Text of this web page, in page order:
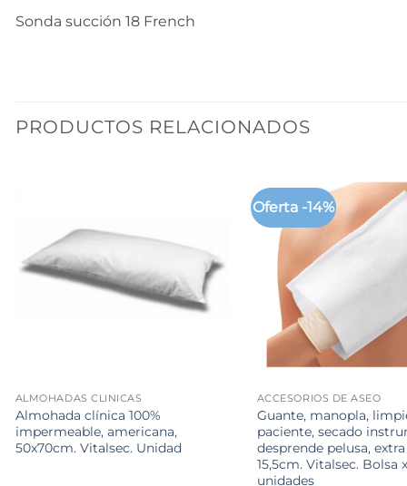
Sonda succión 18 French
PRODUCTOS RELACIONADOS
ALMOHADAS CLINICAS
Almohada clínica 100%
impermeable, americana,
50x70cm. Vitalsec. Unidad
Oferta -14%
+
ACCESORIOS DE ASEO
Guante, manopla,
paciente, secado
desprende pelusa,
15,5cm. Vitalsec. Bolsa
unidades